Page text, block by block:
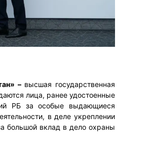
–высшая государственная
лица, ранее удостоенные
РБ за особые выдающиеся
в деле укреплении
большой вклад в дело охраны